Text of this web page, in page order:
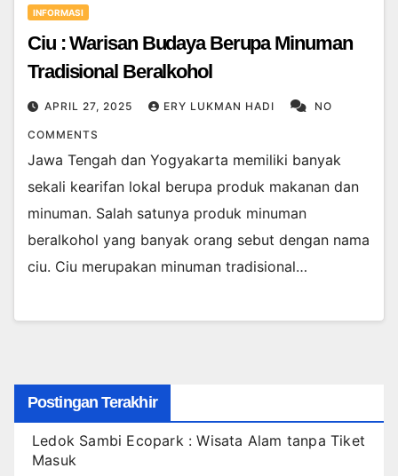
INFORMASI
Ciu : Warisan Budaya Berupa Minuman
Tradisional Beralkohol
APRIL 27, 2025 ERY LUKMAN HADI NO
COMMENTS
Jawa Tengah dan Yogyakarta memiliki banyak
sekali kearifan lokal berupa produk makanan dan
minuman. Salah satunya produk minuman
beralkohol yang banyak orang sebut dengan nama
ciu. Ciu merupakan minuman tradisional…
Postingan Terakhir
Ledok Sambi Ecopark : Wisata Alam tanpa Tiket
Masuk